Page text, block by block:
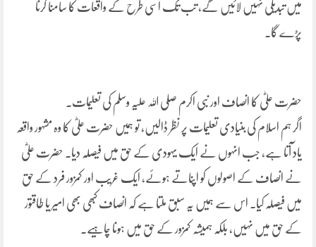
میں تبدیلی نہیں لائیں گے، تب تک اسی طرح کے واقعات کا سامنا کرنا
پڑے گا۔
حضرت علیؓ کا انصاف اور نبی اکرم صلی اللہ علیہ وسلم کی تعلیمات۔
اگر ہم اسلام کی بنیادی تعلیمات پر نظر ڈالیں، تو ہمیں حضرت علیؓ کا وہ مشہور واقعہ
یاد آتا ہے، جب انہوں نے ایک یہودی کے حق میں فیصلہ دیا۔ حضرت علیؓ
نے انصاف کے اصولوں کو اپناتے ہوئے، ایک غریب اور کمزور فرد کے حق
میں فیصلہ کیا۔ اس سے ہمیں یہ سبق ملتا ہے کہ انصاف کبھی بھی امیر یا طاقتور
کے حق میں نہیں، بلکہ ہمیشہ کمزور کے حق میں ہونا چاہیے۔